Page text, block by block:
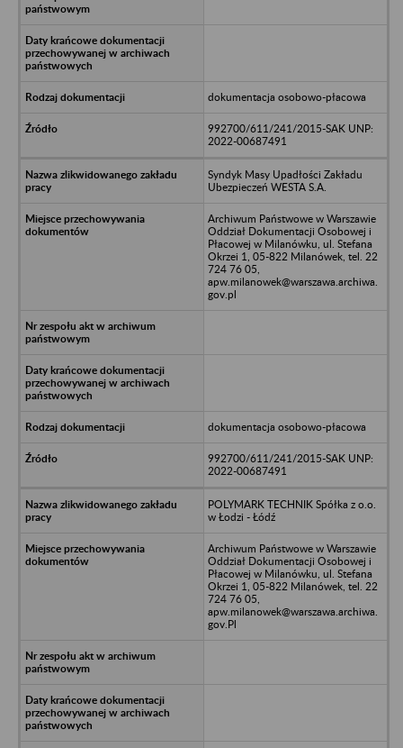
dokumentacja osobowo-płacowa
992700/611/241/2015-SAK UNP:
2022-00687491
Syndyk Masy Upadłości Zakładu
Ubezpieczeń WESTA S.A.
Archiwum Państwowe w Warszawie
Oddział Dokumentacji Osobowej i
Płacowej w Milanówku, ul. Stefana
Okrzei 1, 05-822 Milanówek, tel. 22
724 76 05,
apw.milanowek@warszawa.archiwa.
gov.pl
dokumentacja osobowo-płacowa
992700/611/241/2015-SAK UNP:
2022-00687491
POLYMARK TECHNIK Spółka z o.o.
w Łodzi - Łódź
Archiwum Państwowe w Warszawie
Oddział Dokumentacji Osobowej i
Płacowej w Milanówku, ul. Stefana
Okrzei 1, 05-822 Milanówek, tel. 22
724 76 05,
apw.milanowek@warszawa.archiwa.
gov.Pl